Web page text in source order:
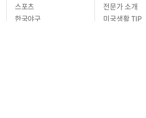
스포츠
한국야구
전문가 소개
미국생활 TIP